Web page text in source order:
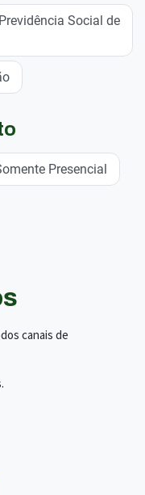
Social de
Presencial
canais de